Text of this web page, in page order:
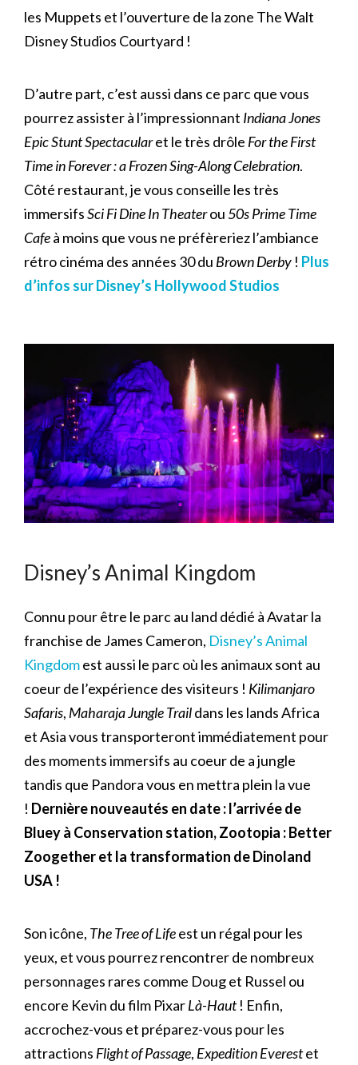
les Muppets et l’ouverture de la zone The Walt
Disney Studios Courtyard !
D’autre part, c’est aussi dans ce parc que vous
pourrez assister à l’impressionnant Indiana Jones
Epic Stunt Spectacularet le très drôle For the First
Time in Forever : a Frozen Sing-Along Celebration.
Côté restaurant, je vous conseille les très
immersifsSci Fi Dine In Theaterou50s Prime Time
Cafeà moins que vous ne préfèreriez l’ambiance
rétro cinéma des années 30 du Brown Derby ! Plus
d’infos sur Disney’s Hollywood Studios
Disney’s Animal Kingdom
Connu pour être le parc au land dédié à Avatar la
franchise de James Cameron, Disney’s Animal
Kingdomest aussi le parc où les animaux sont au
coeur de l’expérience des visiteurs ! Kilimanjaro
Safaris, Maharaja Jungle Traildans les lands Africa
et Asia vous transporteront immédiatement pour
des moments immersifs au coeur de a jungle
tandis que Pandora vous en mettra plein la vue
! Dernière nouveautés en date : l’arrivée de
Bluey à Conservation station, Zootopia : Better
Zoogether et la transformation de Dinoland
USA !
Son icône, The Tree of Lifeest un régal pour les
yeux, et vous pourrez rencontrer de nombreux
personnages rares comme Doug et Russel ou
encore Kevin du film PixarLà-Haut! Enfin,
accrochez-vous et préparez-vous pour les
attractions Flight of Passage, Expedition Everestet